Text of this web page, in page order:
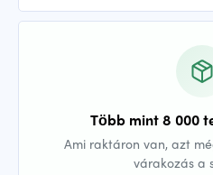
Több mint 8 000
Ami raktáron van, azt
várakozás a